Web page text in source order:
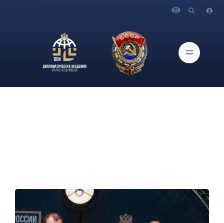
разрабатывать совместные образовательные программы